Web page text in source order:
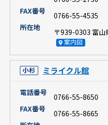
FAX番号
0766-55-4535
所在地
〒939-0303 富
案内図
小杉 ミライクル館
電話番号
0766-55-8650
FAX番号
0766-55-8665